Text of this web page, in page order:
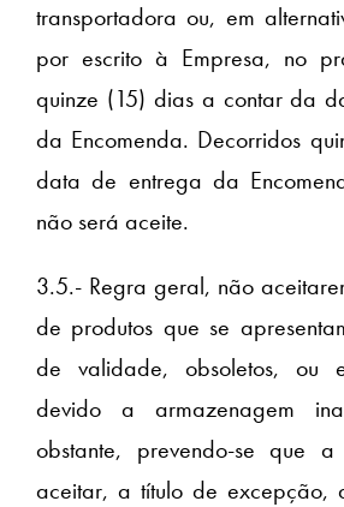
transportadora ou, em
por escrito à Empresa, no
quinze (15) dias a contar da
da Encomenda. Decorridos
data de entrega da
não será aceite.
3.5.- Regra geral, não
de produtos que se
de validade, obsoletos, ou
devido a armazenagem
obstante, prevendo-se que a
aceitar, a título de excepção,